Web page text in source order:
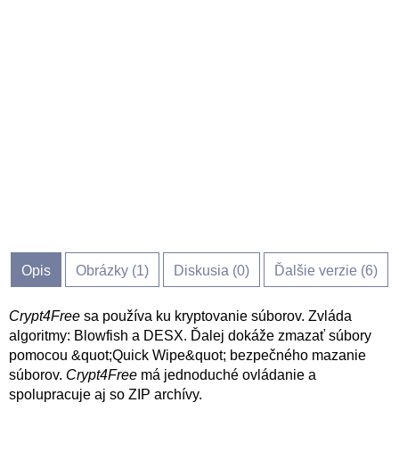
Opis Obrázky (1) Diskusia (0) Ďalšie verzie (6)
Crypt4Free sa používa ku kryptovanie súborov. Zvláda
algoritmy: Blowfish a DESX. Ďalej dokáže zmazať súbory
pomocou &quot;Quick Wipe&quot; bezpečného mazanie
súborov. Crypt4Free má jednoduché ovládanie a
spolupracuje aj so ZIP archívy.